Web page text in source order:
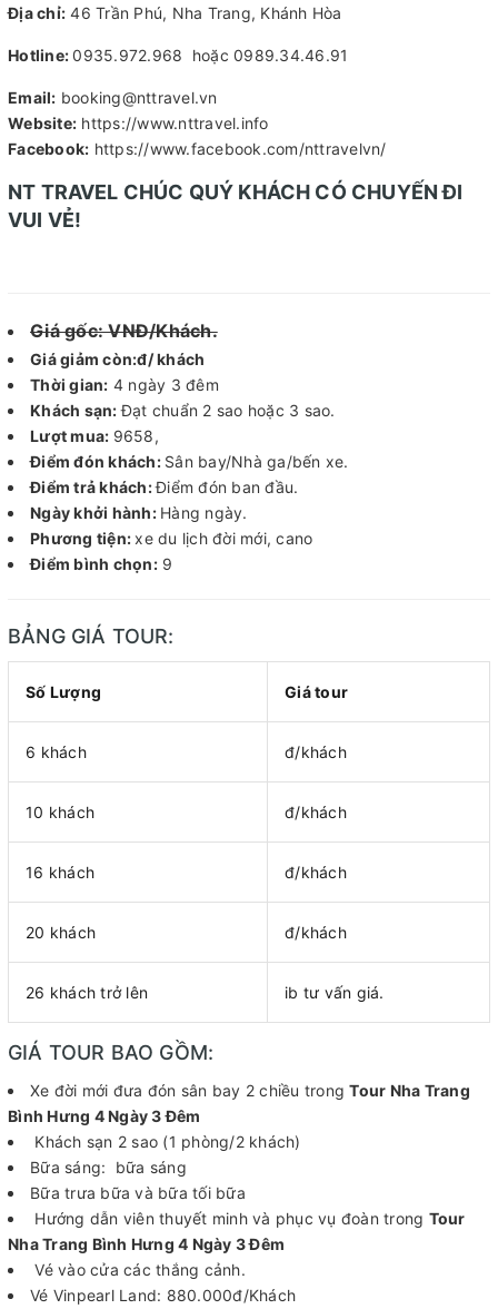
Địa chỉ: 46 Trần Phú, Nha Trang, Khánh Hòa
Hotline:0935.972.968 hoặc 0989.34.46.91
Email: booking@nttravel.vn
Website: https://www.nttravel.info
Facebook: https://www.facebook.com/nttravelvn/
NT TRAVEL CHÚC QUÝ KHÁCH CÓ CHUYẾN ĐI
VUI VẺ!
Giá gốc: VNĐ/Khách.
Giá giảm còn:đ/ khách
Thời gian: 4 ngày 3 đêm
Khách sạn:Đạt chuẩn 2 sao hoặc 3 sao.
Lượt mua: 9658,
Điểm đón khách: Sân bay/Nhà ga/bến xe.
Điểm trả khách:Điểm đón ban đầu.
Ngày khởi hành: Hàng ngày.
Phương tiện:xe du lịch đời mới, cano
Điểm bình chọn:9
BẢNG GIÁ TOUR:
Số Lượng Giá tour
6 khách đ/khách
10 khách đ/khách
16 khách đ/khách
20 khách đ/khách
26 khách trở lên ib tư vấn giá.
GIÁ TOUR BAO GỒM:
Xe đời mới đưa đón sân bay 2 chiều trongTour Nha Trang
Bình Hưng 4 Ngày 3 Đêm
Khách sạn 2 sao (1 phòng/2 khách)
Bữa sáng: bữa sáng
Bữa trưa bữa và bữa tối bữa
Hướng dẫn viên thuyết minh và phục vụ đoàn trong Tour
Nha Trang Bình Hưng 4 Ngày 3 Đêm
Vé vào cửa các thắng cảnh.
Vé Vinpearl Land: 880.000đ/Khách